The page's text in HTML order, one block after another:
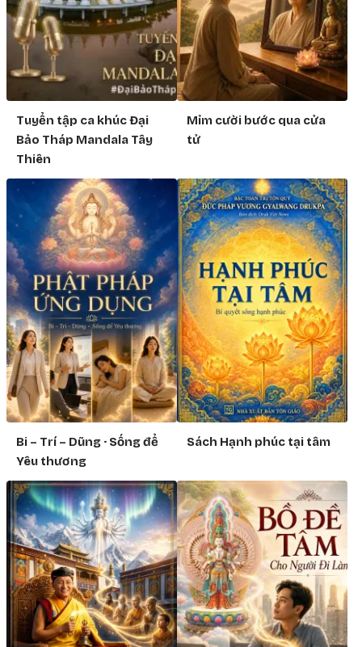
Tuyển tập ca khúc Đại
Bảo Tháp Mandala Tây
Thiên
Mỉm cười bước qua cửa
tử
Bi – Trí – Dũng · Sống để
Yêu thương
Sách Hạnh phúc tại tâm